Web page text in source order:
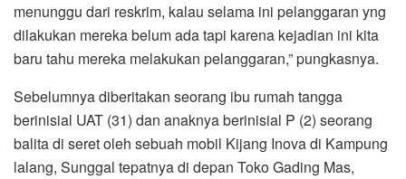
menunggu dari reskrim, kalau selama ini pelanggaran yng
dilakukan mereka belum ada tapi karena kejadian ini kita
baru tahu mereka melakukan pelanggaran,” pungkasnya.
Sebelumnya diberitakan seorang ibu rumah tangga
berinisial UAT (31) dan anaknya berinisial P (2) seorang
balita di seret oleh sebuah mobil Kijang Inova di Kampung
lalang, Sunggal tepatnya di depan Toko Gading Mas,